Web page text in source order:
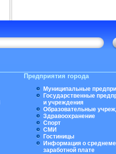
Предприятия города
Муниципальные
Государственные
и учреждения
Образовательные
Здравоохранение
Спорт
СМИ
Гостиницы
Информация о
заработной плате